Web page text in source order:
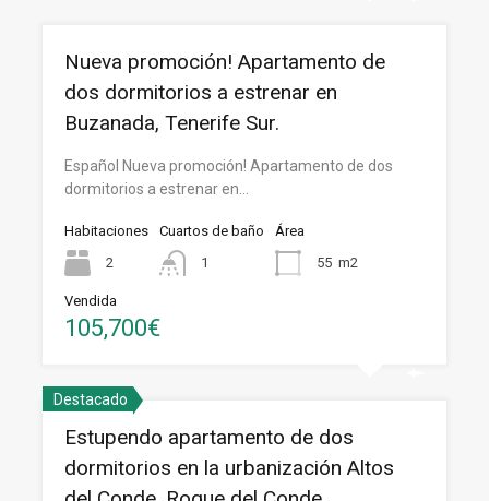
Nueva promoción! Apartamento de
dos dormitorios a estrenar en
Buzanada, Tenerife Sur.
Español Nueva promoción! Apartamento de dos
dormitorios a estrenar en…
Habitaciones
2
Cuartos de baño
1
Área
55 m2
Vendida
105,700€
Destacado
Estupendo apartamento de dos
dormitorios en la urbanización Altos